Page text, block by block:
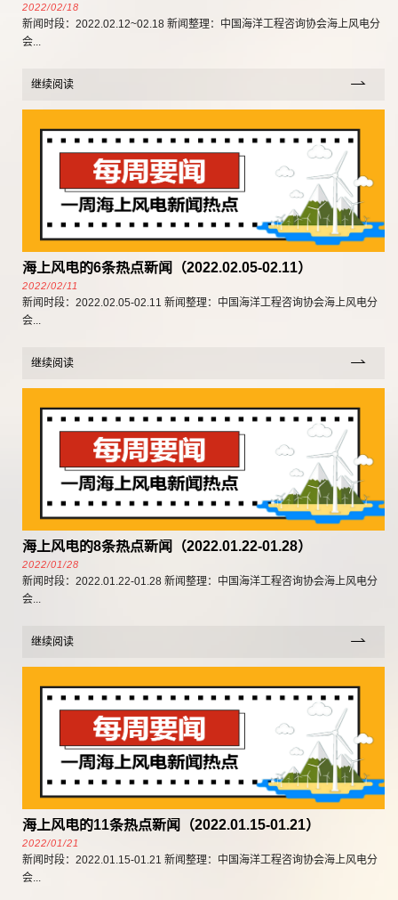
2022/02/18
新闻时段：2022.02.12~02.18 新闻整理：中国海洋工程咨询协会海上风电分
会...
继续阅读
海上风电的6条热点新闻（2022.02.05-02.11）
2022/02/11
新闻时段：2022.02.05-02.11 新闻整理：中国海洋工程咨询协会海上风电分
会...
继续阅读
海上风电的8条热点新闻（2022.01.22-01.28）
2022/01/28
新闻时段：2022.01.22-01.28 新闻整理：中国海洋工程咨询协会海上风电分
会...
继续阅读
海上风电的11条热点新闻（2022.01.15-01.21）
2022/01/21
新闻时段：2022.01.15-01.21 新闻整理：中国海洋工程咨询协会海上风电分
会...